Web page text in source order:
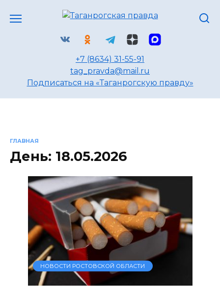
+7 (8634) 31-55-91
tag_pravda@mail.ru
Подписаться на «Таганрогскую правду»
ГЛАВНАЯ
День: 18.05.2026
НОВОСТИ РОСТОВСКОЙ ОБЛАСТИ